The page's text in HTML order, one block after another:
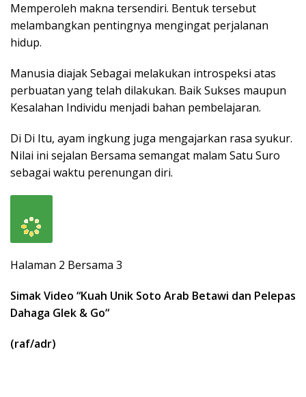
Memperoleh makna tersendiri. Bentuk tersebut
melambangkan pentingnya mengingat perjalanan
hidup.
Manusia diajak Sebagai melakukan introspeksi atas
perbuatan yang telah dilakukan. Baik Sukses maupun
Kesalahan Individu menjadi bahan pembelajaran.
Di Di Itu, ayam ingkung juga mengajarkan rasa syukur.
Nilai ini sejalan Bersama semangat malam Satu Suro
sebagai waktu perenungan diri.
Halaman 2 Bersama 3
Simak Video “Kuah Unik Soto Arab Betawi dan Pelepas
Dahaga Glek & Go“
(raf/adr)